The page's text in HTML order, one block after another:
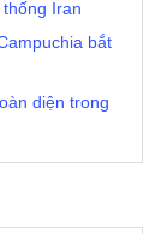
Iran
bắt
diện trong